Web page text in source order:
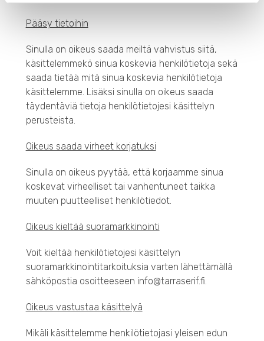
Pääsy tietoihin
Sinulla on oikeus saada meiltä vahvistus siitä,
käsittelemmekö sinua koskevia henkilötietoja sekä
saada tietää mitä sinua koskevia henkilötietoja
käsittelemme. Lisäksi sinulla on oikeus saada
täydentäviä tietoja henkilötietojesi käsittelyn
perusteista.
Oikeus saada virheet korjatuksi
Sinulla on oikeus pyytää, että korjaamme sinua
koskevat virheelliset tai vanhentuneet taikka
muuten puutteelliset henkilötiedot.
Oikeus kieltää suoramarkkinointi
Voit kieltää henkilötietojesi käsittelyn
suoramarkkinointitarkoituksia varten lähettämällä
sähköpostia osoitteeseen info@tarraserif.fi.
Oikeus vastustaa käsittelyä
Mikäli käsittelemme henkilötietojasi yleisen edun